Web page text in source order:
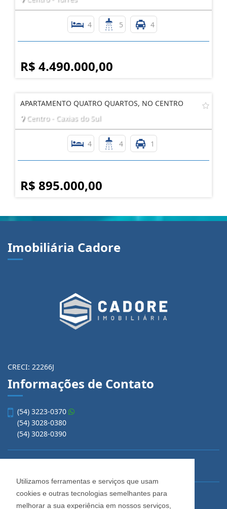
Utilizamos ferramentas e serviços que usam
cookies e outras tecnologias semelhantes para
melhorar a sua experiência em nossos serviços,
4 5 4
R$ 4.490.000,00
APARTAMENTO QUATRO QUARTOS, NO CENTRO
Centro - Caxias do Sul
4 4 1
R$ 895.000,00
Imobiliária Cadore
CRECI: 22266J
Informações de Contato
(54) 3223-0370
(54) 3028-0380
(54) 3028-0390
Imobiliária Cadore